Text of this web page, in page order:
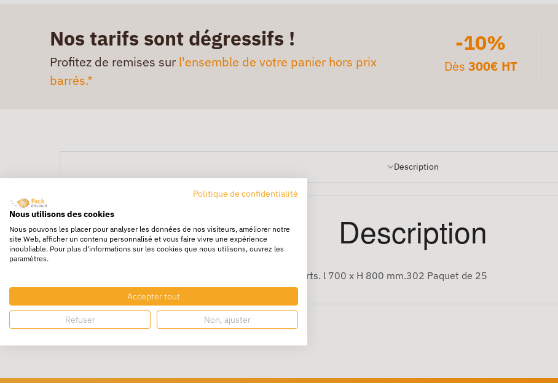
Nos tarifs sont dégressifs !
Profitez de remises sur l'ensemble de votre panier hors prix
barrés.*
-10%
Dès 300€ HT
Description
Description
Sac papier Kraft écru anti humidité pour déchets verts. l 700 x H 800 mm.302 Paquet de 25
Politique de confidentialité
Nous utilisons des cookies
Nous pouvons les placer pour analyser les données de nos visiteurs, améliorer notre
site Web, afficher un contenu personnalisé et vous faire vivre une expérience
inoubliable. Pour plus d'informations sur les cookies que nous utilisons, ouvrez les
paramètres.
Accepter tout
Refuser Non, ajuster